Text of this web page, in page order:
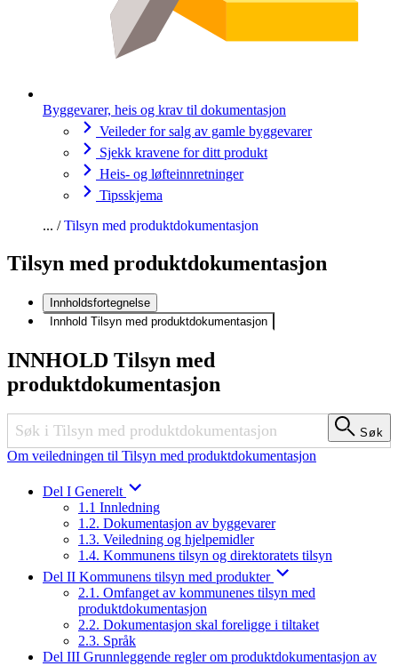
Byggevarer, heis og krav til dokumentasjon
Veileder for salg av gamle byggevarer
Sjekk kravene for ditt produkt
Heis- og løfteinnretninger
Tipsskjema
Tilsyn med produktdokumentasjon
Tilsyn med produktdokumentasjon
Innholdsfortegnelse
Innhold Tilsyn med produktdokumentasjon
INNHOLD Tilsyn med
produktdokumentasjon
Søk
Om veiledningen til Tilsyn med produktdokumentasjon
Del I Generelt
1.1 Innledning
1.2. Dokumentasjon av byggevarer
1.3. Veiledning og hjelpemidler
1.4. Kommunens tilsyn og direktoratets tilsyn
Del II Kommunens tilsyn med produkter
2.1. Omfanget av kommunenes tilsyn med
produktdokumentasjon
2.2. Dokumentasjon skal foreligge i tiltaket
2.3. Språk
Del III Grunnleggende regler om produktdokumentasjon av